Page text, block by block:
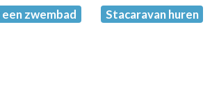
zwembad Stacaravan huren